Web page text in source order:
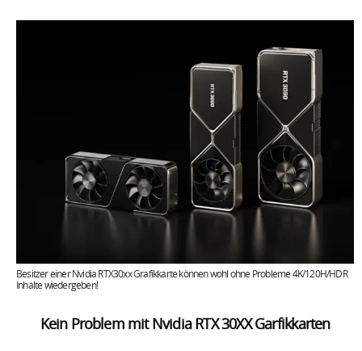
Besitzer einer Nvidia RTX30xx Grafikkarte können wohl ohne Probleme 4K/120H/HDR
Inhalte wiedergeben!
Kein Problem mit Nvidia RTX 30XX Garfikkarten